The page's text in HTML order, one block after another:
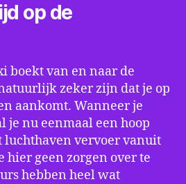
op de
boekt van en naar de
zeker zijn dat je op
aankomt. Wanneer je
je nu eenmaal een hoop
luchthaven vervoer vanuit
hier geen zorgen over te
hebben heel wat